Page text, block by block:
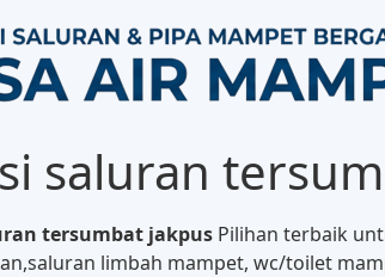
saluran
tersumbat jakpus Pilihan terbaik
limbah mampet, wc/toilet